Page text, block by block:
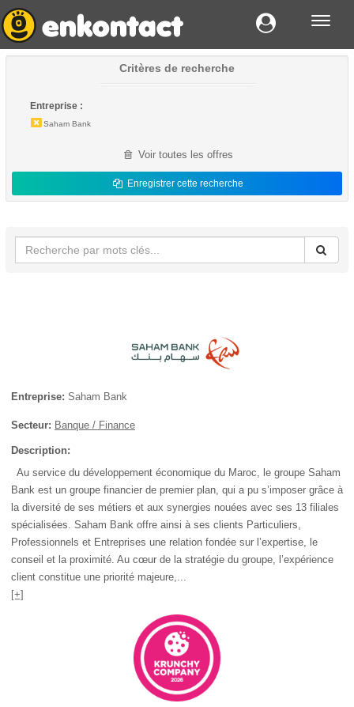
Critères de recherche
Entreprise :
Saham Bank
Voir toutes les offres
Enregistrer cette recherche
Entreprise: Saham Bank
Secteur: Banque / Finance
Description:
Au service du développement économique du Maroc, le groupe Saham
Bank est un groupe financier de premier plan, qui a pu s’imposer grâce à
la diversité de ses métiers et aux synergies nouées avec ses 13 filiales
spécialisées. Saham Bank offre ainsi à ses clients Particuliers,
Professionnels et Entreprises une relation fondée sur l’expertise, le
conseil et la proximité. Au cœur de la stratégie du groupe, l’expérience
client constitue une priorité majeure,...
[+]